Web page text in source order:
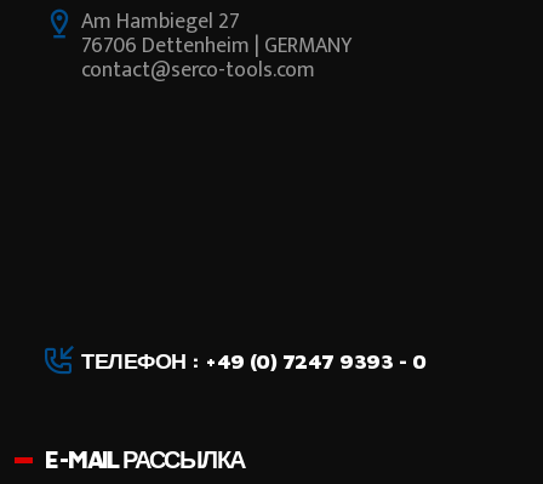
Am Hambiegel 27
76706 Dettenheim | GERMANY
contact@serco-tools.com
ТЕЛЕФОН : +49 (0) 7247 9393 - 0
E-MAIL РАССЫЛКА